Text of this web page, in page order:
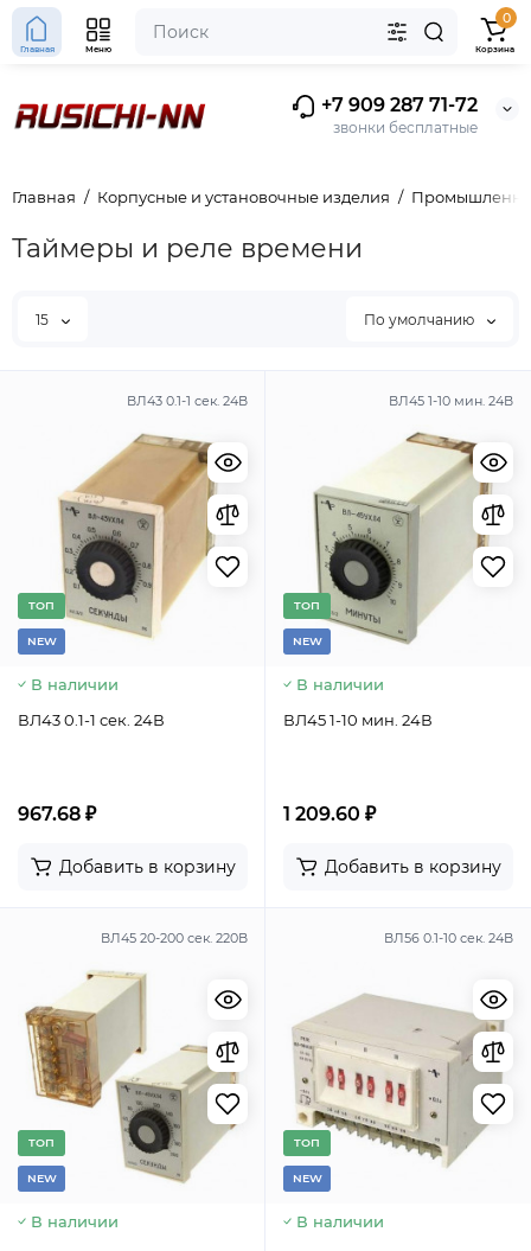
+7 909 287 71-72
звонки бесплатные
Главная Меню
0
Корзина
Главная Корпусные и установочные изделия
Таймеры и реле времени
15 По умолчанию
ВЛ43 0.1-1 сек. 24В
TОП
NEW
В наличии
ВЛ43 0.1-1 сек. 24В
967.68 ₽
Добавить в корзину
ВЛ45 1-10 мин. 24В
TОП
NEW
В наличии
ВЛ45 1-10 мин. 24В
1 209.60 ₽
Добавить в корзину
ВЛ45 20-200 сек. 220В
TОП
NEW
В наличии
ВЛ56 0.1-10 сек. 24В
TОП
NEW
В наличии